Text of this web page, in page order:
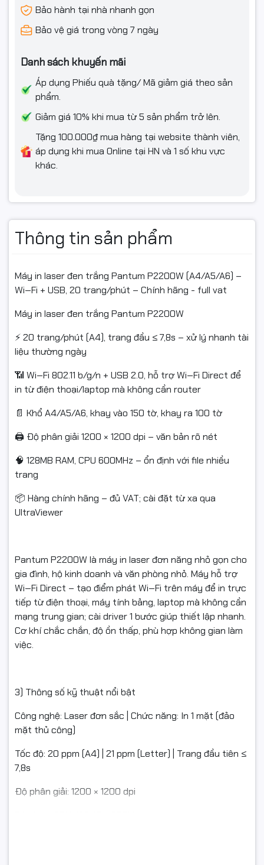
Bảo hành tại nhà nhanh gọn
Bảo vệ giá trong vòng 7 ngày
Danh sách khuyến mãi
Áp dụng Phiếu quà tặng/ Mã giảm giá theo sản
phẩm.
Giảm giá 10% khi mua từ 5 sản phẩm trở lên.
Tặng 100.000₫ mua hàng tại website thành viên,
áp dụng khi mua Online tại HN và 1 số khu vực
khác.
Thông tin sản phẩm
Máy in laser đen trắng Pantum P2200W (A4/A5/A6) –
Wi‑Fi + USB, 20 trang/phút – Chính hãng - full vat
Máy in laser đen trắng Pantum P2200W
⚡ 20 trang/phút (A4), trang đầu ≤ 7,8s – xử lý nhanh tài
liệu thường ngày
📶 Wi‑Fi 802.11 b/g/n + USB 2.0, hỗ trợ Wi‑Fi Direct để
in từ điện thoại/laptop mà không cần router
📄 Khổ A4/A5/A6, khay vào 150 tờ, khay ra 100 tờ
🖨️ Độ phân giải 1200 × 1200 dpi – văn bản rõ nét
🧠 128MB RAM, CPU 600MHz – ổn định với file nhiều
trang
📦 Hàng chính hãng – đủ VAT; cài đặt từ xa qua
UltraViewer
Pantum P2200W là máy in laser đơn năng nhỏ gọn cho
gia đình, hộ kinh doanh và văn phòng nhỏ. Máy hỗ trợ
Wi‑Fi Direct – tạo điểm phát Wi‑Fi trên máy để in trực
tiếp từ điện thoại, máy tính bảng, laptop mà không cần
mạng trung gian; cài driver 1 bước giúp thiết lập nhanh.
Cơ khí chắc chắn, độ ồn thấp, phù hợp không gian làm
việc.
3) Thông số kỹ thuật nổi bật
Công nghệ: Laser đơn sắc | Chức năng: In 1 mặt (đảo
mặt thủ công)
Tốc độ: 20 ppm (A4) | 21 ppm (Letter) | Trang đầu tiên ≤
7,8s
Độ phân giải: 1200 × 1200 dpi
Không áp dụng với vật tư tiêu hao đã sử dụng (mực) trừ lỗi
NSX.